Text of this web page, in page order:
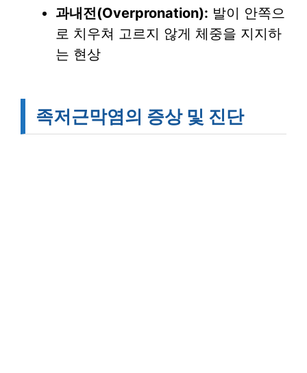
과내전(Overpronation): 발이 안쪽으
로 치우쳐 고르지 않게 체중을 지지하
는 현상
족저근막염의 증상 및 진단